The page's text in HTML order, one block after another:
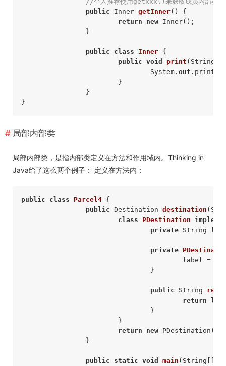
public Inner getInner()
{
return
new Inner();
public class Inner {
public void print (String
				System.
out
局部内部类
局部内部类，是指内部类定义在方法和作用域内。Thinking in
Java给了这么两个例子： 定义在方法内：
public class Parcel4
{
public Destination destination
class
PDestination
private String
private
public String
return
return
new
public static void main (String[]